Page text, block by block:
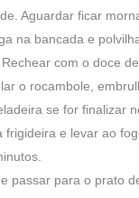
Aguardar ficar
na bancada e
com o doce
o rocambole,
se for finalizar
e levar ao
passar para o prato